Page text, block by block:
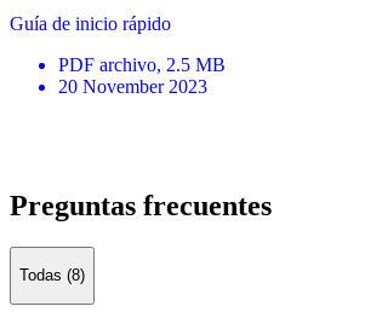
Guía de inicio rápido
PDF archivo, 2.5 MB
20 November 2023
Preguntas frecuentes
Todas (8)